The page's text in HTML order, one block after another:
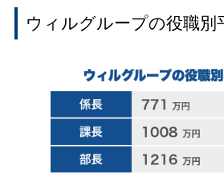
ウィルグループの役職別